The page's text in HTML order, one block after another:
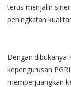
terus menjalin
peningkatan
Dengan dibukanya
kepengurusan
memperjuangkan